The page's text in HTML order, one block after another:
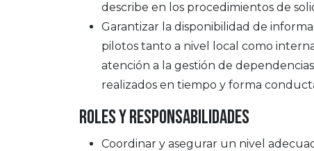
describe en los procedimientos de
Garantizar la disponibilidad de
pilotos tanto a nivel local como
atención a la gestión de
realizados en tiempo y forma
ROLES Y RESPONSABILIDADES
Coordinar y asegurar un nivel